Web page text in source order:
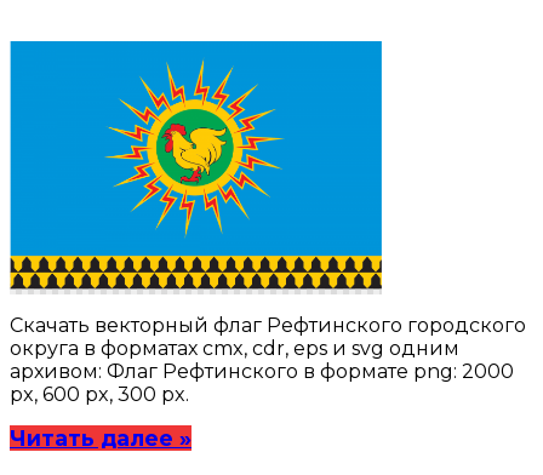
Скачать векторный флаг Рефтинского городского
округа в форматах cmx, cdr, eps и svg одним
архивом: Флаг Рефтинского в формате png: 2000
px, 600 px, 300 px.
Читать далее »